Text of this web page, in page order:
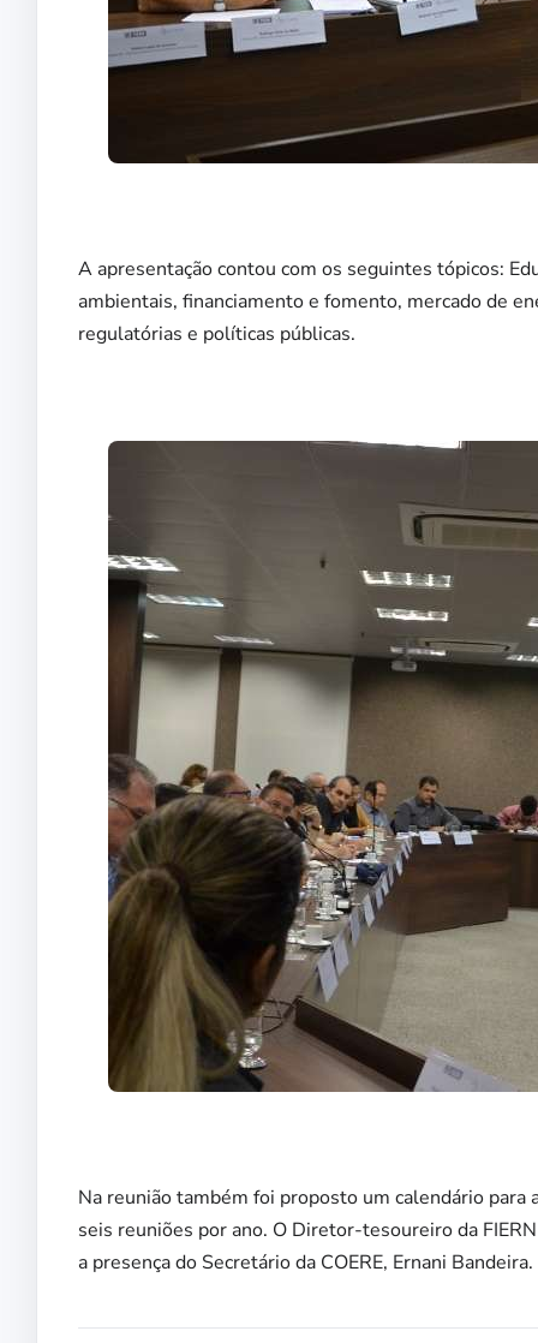
A apresentação contou com os seguintes tópicos:
ambientais, financiamento e fomento, mercado de
regulatórias e políticas públicas.
Na reunião também foi proposto um calendário
seis reuniões por ano. O Diretor-tesoureiro da
a presença do Secretário da COERE, Ernani Bandeira.